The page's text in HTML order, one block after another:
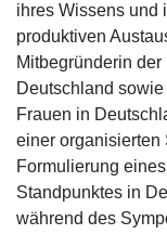
ihres Wissens und
produktiven
Mitbegründerin
Deutschland
Frauen in
einer organisierten
Formulierung
Standpunktes in
während des